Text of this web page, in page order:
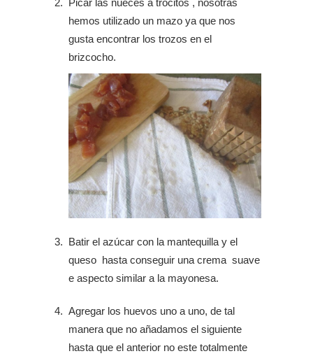
Picar las nueces a trocitos , nosotras
hemos utilizado un mazo ya que nos
gusta encontrar los trozos en el
brizcocho.
Batir el azúcar con la mantequilla y el
queso hasta conseguir una crema suave
e aspecto similar a la mayonesa.
Agregar los huevos uno a uno, de tal
manera que no añadamos el siguiente
hasta que el anterior no este totalmente